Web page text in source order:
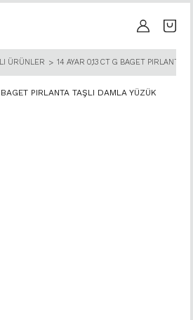
ÜRÜNLER 14 AYAR 0,13 CT G BAGET PIRLANTA